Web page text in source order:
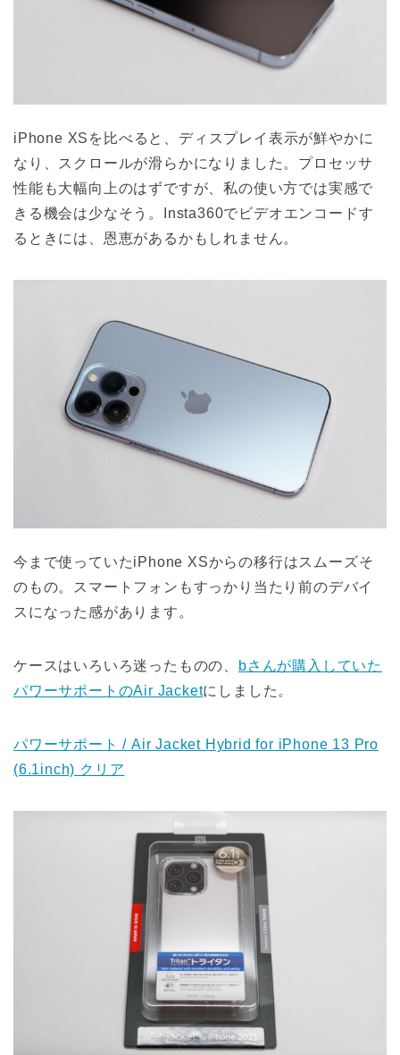
iPhone XSを比べると、ディスプレイ表示が鮮やかに
なり、スクロールが滑らかになりました。プロセッサ
性能も大幅向上のはずですが、私の使い方では実感で
きる機会は少なそう。Insta360でビデオエンコードす
るときには、恩恵があるかもしれません。
今まで使っていたiPhone XSからの移行はスムーズそ
のもの。スマートフォンもすっかり当たり前のデバイ
スになった感があります。
ケースはいろいろ迷ったものの、
bさんが購入していた
パワーサポートのAir Jacketにしました。
パワーサポート / Air Jacket Hybrid for iPhone 13 Pro
(6.1inch) クリア